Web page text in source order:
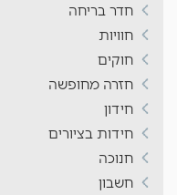
חדר בריחה
חוויות
חוקים
חזרה מחופשה
חידון
חידות בציורים
חנוכה
חשבון